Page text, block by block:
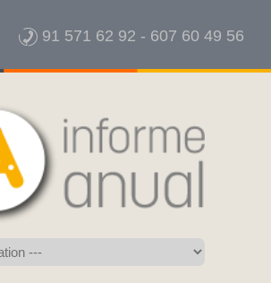
91 571 62 92 - 607 60 49 56